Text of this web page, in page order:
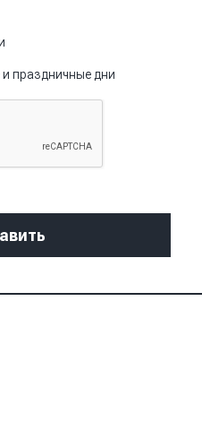
праздничные дни